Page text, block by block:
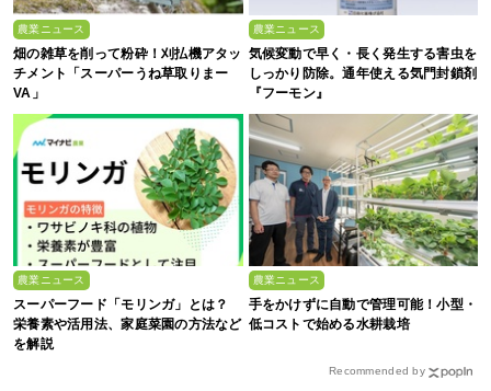
農業ニュース
畑の雑草を削って粉砕！刈払機アタッ
チメント「スーパーうね草取りまー
VA」
農業ニュース
気候変動で早く・長く発生する害虫を
しっかり防除。通年使える気門封鎖剤
『フーモン』
農業ニュース
スーパーフード「モリンガ」とは？
栄養素や活用法、家庭菜園の方法など
を解説
農業ニュース
手をかけずに自動で管理可能！小型・
低コストで始める水耕栽培
Recommended by